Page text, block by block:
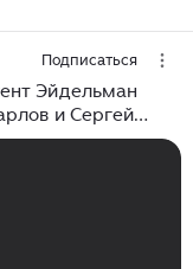
Подписаться
Эйдельман
и Сергей